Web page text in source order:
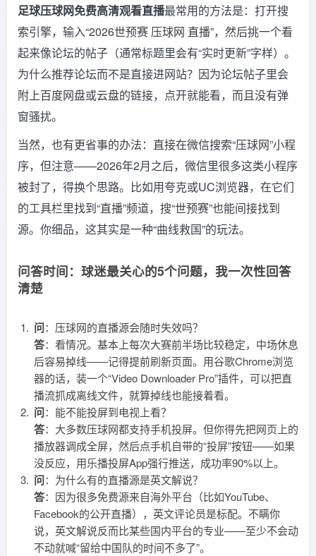
足球压球网免费高清观看直播最常用的方法是：打开搜
索引擎，输入“2026世预赛 压球网 直播”，然后挑一个看
起来像论坛的帖子（通常标题里会有“实时更新”字样）。
为什么推荐论坛而不是直接进网站？因为论坛帖子里会
附上百度网盘或云盘的链接，点开就能看，而且没有弹
窗骚扰。
当然，也有更省事的办法：直接在微信搜索“压球网”小程
序，但注意——2026年2月之后，微信里很多这类小程序
被封了，得换个思路。比如用夸克或UC浏览器，在它们
的工具栏里找到“直播”频道，搜“世预赛”也能间接找到
源。你细品，这其实是一种“曲线救国”的玩法。
问答时间：球迷最关心的5个问题，我一次性回答
清楚
问：压球网的直播源会随时失效吗？
答：看情况。基本上每次大赛前半场比较稳定，中场休息
后容易掉线——记得提前刷新页面。用谷歌Chrome浏览
器的话，装一个“Video Downloader Pro”插件，可以把直
播流抓成离线文件，就算掉线也能接着看。
问：能不能投屏到电视上看？
答：大多数压球网都支持手机投屏。但你得先把网页上的
播放器调成全屏，然后点手机自带的“投屏”按钮——如果
没反应，用乐播投屏App强行推送，成功率90%以上。
问：为什么有的直播源是英文解说？
答：因为很多免费源来自海外平台（比如YouTube、
Facebook的公开直播），英文评论员是标配。不瞒你
说，英文解说反而比某些国内平台的专业——至少不会动
不动就喊“留给中国队的时间不多了”。